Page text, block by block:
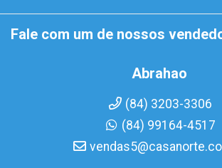
Fale com um de nossos
Abrahao
(84) 3203-3306
(84) 99164-4517